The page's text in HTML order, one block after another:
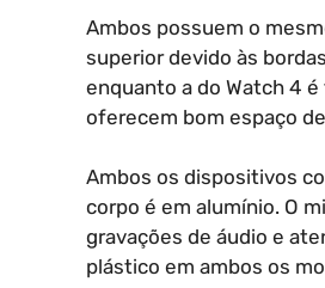
Ambos possuem o
superior devido às
enquanto a do Watch 4
oferecem bom espaço
Ambos os dispositivos
corpo é em alumínio. O
gravações de áudio e
plástico em ambos os